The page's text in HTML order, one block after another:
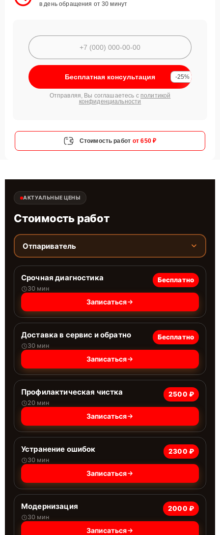
в день обращения от 30 минут
Бесплатная консультация -25%
Отправляя, Вы соглашаетесь с политикой
конфиденциальности
Стоимость работ от 650 ₽
АКТУАЛЬНЫЕ ЦЕНЫ
Стоимость работ
Отпариватель
Срочная диагностика
30 мин
Бесплатно
Записаться
Доставка в сервис и обратно
30 мин
Бесплатно
Записаться
Профилактическая чистка
20 мин
2500 ₽
Записаться
Устранение ошибок
30 мин
2300 ₽
Записаться
Модернизация
30 мин
2000 ₽
Записаться